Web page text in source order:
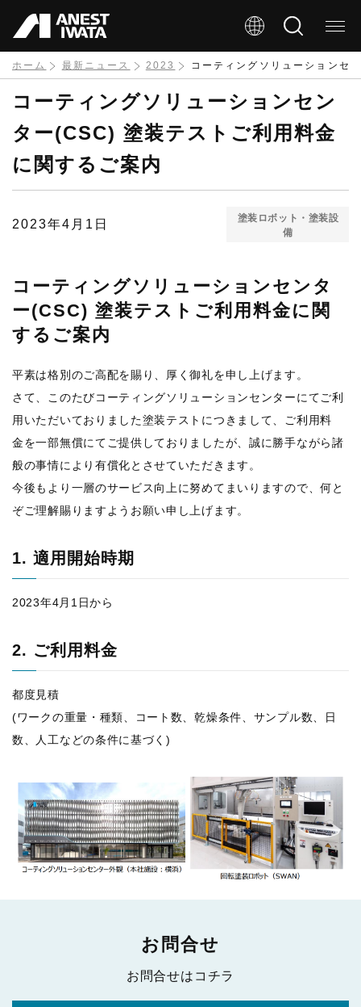
イ
ン
ン
ツ
に
ホーム 最新ニュース 2023 コーティングソリューションセ
コーティングソリューションセン
ター(CSC) 塗装テストご利用料金
に関するご案内
2023年4月1日
塗装ロボット・塗装設
備
コーティングソリューションセンタ
ー(CSC) 塗装テストご利用料金に関
するご案内
平素は格別のご高配を賜り、厚く御礼を申し上げます。
さて、このたびコーティングソリューションセンターにてご利
用いただいておりました塗装テストにつきまして、ご利用料
金を一部無償にてご提供しておりましたが、誠に勝手ながら諸
般の事情により有償化とさせていただきます。
今後もより一層のサービス向上に努めてまいりますので、何と
ぞご理解賜りますようお願い申し上げます。
1. 適用開始時期
2023年4月1日から
2. ご利用料金
都度見積
(ワークの重量・種類、コート数、乾燥条件、サンプル数、日
数、人工などの条件に基づく)
お問合せ
お問合せはコチラ